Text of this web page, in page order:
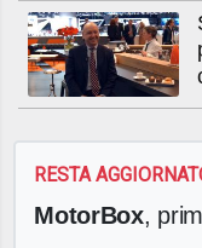
RESTA
MotorBox,